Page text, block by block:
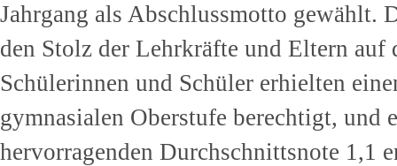
Jahrgang als Abschlussmotto gewählt.
den Stolz der Lehrkräfte und Eltern
Schülerinnen und Schüler erhielten
gymnasialen Oberstufe berechtigt, und
hervorragenden Durchschnittsnote 1,1